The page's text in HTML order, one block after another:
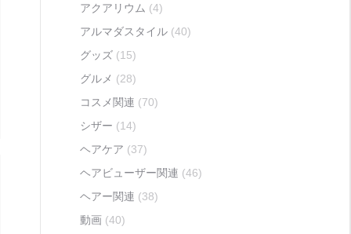
アクアリウム (4)
アルマダスタイル (40)
グッズ (15)
グルメ (28)
コスメ関連 (70)
シザー (14)
ヘアケア (37)
ヘアビューザー関連 (46)
ヘアー関連 (38)
動画 (40)